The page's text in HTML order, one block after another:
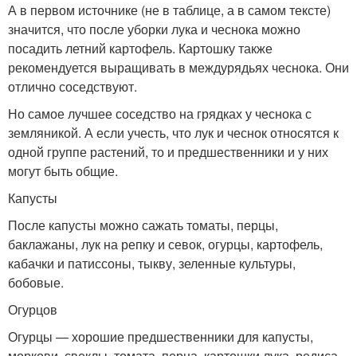
А в первом источнике (не в таблице, а в самом тексте)
значится, что после уборки лука и чеснока можно
посадить летний картофель. Картошку также
рекомендуется выращивать в междурядьях чеснока. Они
отлично соседствуют.
Но самое лучшее соседство на грядках у чеснока с
земляникой. А если учесть, что лук и чеснок относятся к
одной группе растений, то и предшественники и у них
могут быть общие.
Капусты
После капусты можно сажать томаты, перцы,
баклажаны, лук на репку и севок, огурцы, картофель,
кабачки и патиссоны, тыкву, зеленные культуры,
бобовые.
Огурцов
Огурцы — хорошие предшественники для капусты,